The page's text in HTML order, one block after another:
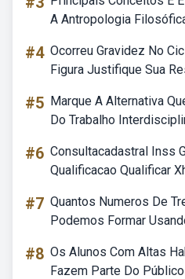
A Antropologia
#4 Ocorreu Gravidez No
Figura Justifique Sua
#5 Marque A Alternativa
Do Trabalho
#6 Consultacadastral Inss
Qualificacao Qualificar
#7 Quantos Numeros De
Podemos Formar
#8 Os Alunos Com Altas
Fazem Parte Do